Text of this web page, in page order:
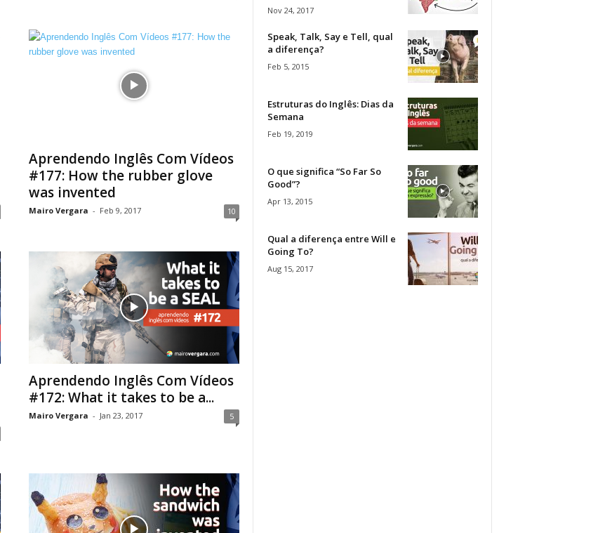
Aprendendo Inglês Com Vídeos
#177: How the rubber glove
was invented
Mairo Vergara - Feb 9, 2017 10
Aprendendo Inglês Com Vídeos
#172: What it takes to be a...
Mairo Vergara - Jan 23, 2017 5
Nov 24, 2017
Speak, Talk, Say e Tell, qual
a diferença?
Feb 5, 2015
Estruturas do Inglês: Dias da
Semana
Feb 19, 2019
O que significa “So Far So
Good”?
Apr 13, 2015
Qual a diferença entre Will e
Going To?
Aug 15, 2017